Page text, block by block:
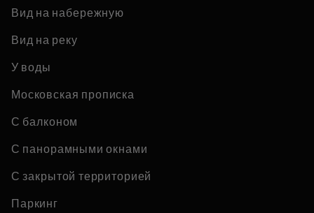
Вид на набережную
Вид на реку
У воды
Московская прописка
С балконом
С панорамными окнами
С закрытой территорией
Паркинг